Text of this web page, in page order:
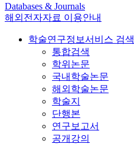
Databases & Journals
해외전자자료 이용안내
학술연구정보서비스 검색
통합검색
학위논문
국내학술논문
해외학술논문
학술지
단행본
연구보고서
공개강의